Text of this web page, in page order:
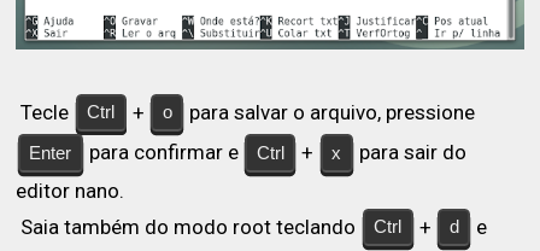
Tecle Ctrl + o para salvar o arquivo, pressione
Enter para confirmar e Ctrl + x
para sair do
editor nano.
Saia também do modo root teclando
Ctrl + d
e